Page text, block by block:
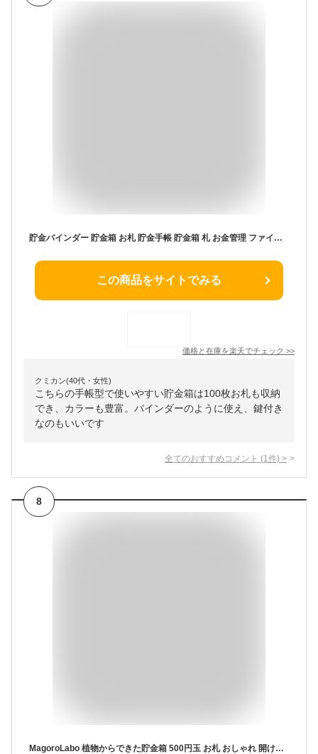
貯金バインダー 貯金箱 お札 貯金手帳 貯金箱 札 お金管理 ファイル お札100枚収納 貯金 貯金箱 おしゃれ 鍵付き ファイル お札 貯金箱 封筒貯金 貯金箱 お札 お金管理 お札ケース 貯金箱 貯金箱 子供 貯金箱
この商品をサイトでみる
価格と在庫を楽天でチェック >>
クミカン(40代・女性)
こちらの手帳型で使いやすい貯金箱は100枚お札も収納
でき、カラーも豊富。バインダーのように使え、鍵付き
なのもいいです
全てのおすすめコメント (1 件) >
8
MagoroLabo 植物からできた貯金箱 500円玉 お札 おしゃれ 開けられない 10万円 【日本製】 黒 biomono ML-246